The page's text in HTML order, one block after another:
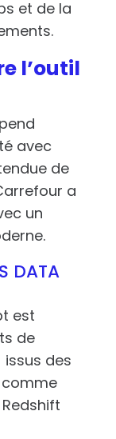
et de la
l’outil
avec
de
a
un
DATA
est
de
des